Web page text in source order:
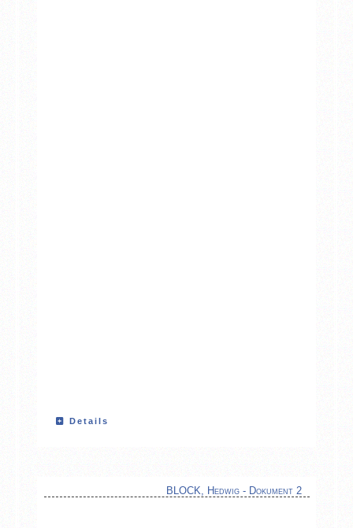
Details
BLOCK, Hedwig - Dokument 2